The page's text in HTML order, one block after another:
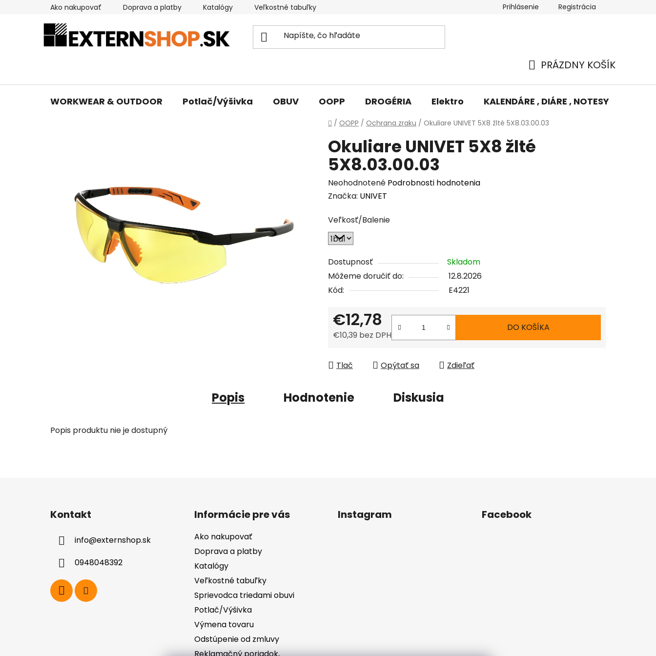
Ako nakupovať Doprava a platby Katalógy Veľkostné tabuľky Výmena tovaru Odstúpenie od
Prihlásenie Registrácia
KOŠÍK
PRÁZDNY KOŠÍK
WORKWEAR & OUTDOOR Potlač/Výšivka OBUV OOPP DROGÉRIA Elektro KALENDÁRE , DIÁRE , NOTESY
Domov
/ OOPP / Ochrana zraku / Okuliare UNIVET 5X8 žlté 5X8.03.00.03
Okuliare UNIVET 5X8 žlté
5X8.03.00.03
Priemerné
hodnotenie
je
0,0
z
5
hviezdičiek.
Neohodnotené Podrobnosti hodnotenia
Značka: UNIVET
Veľkosť/Balenie
Dostupnosť
Skladom
Môžeme doručiť do:
12.8.2026
Kód:
E4221
€12,78
€10,39 bez DPH
DO KOŠÍKA
Tlač Opýtať sa Zdieľať
Popis Hodnotenie Diskusia
Popis produktu nie je dostupný
Kontakt
info@externshop.sk
0948048392
Informácie pre vás
Ako nakupovať
Doprava a platby
Katalógy
Veľkostné tabuľky
Sprievodca triedami obuvi
Potlač/Výšivka
Výmena tovaru
Odstúpenie od zmluvy
Reklamačný poriadok,
Instagram Facebook